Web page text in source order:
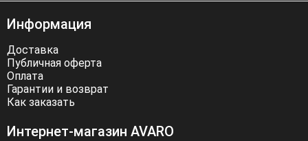
Информация
Доставка
Публичная оферта
Оплата
Гарантии и возврат
Как заказать
Интернет-магазин AVARO